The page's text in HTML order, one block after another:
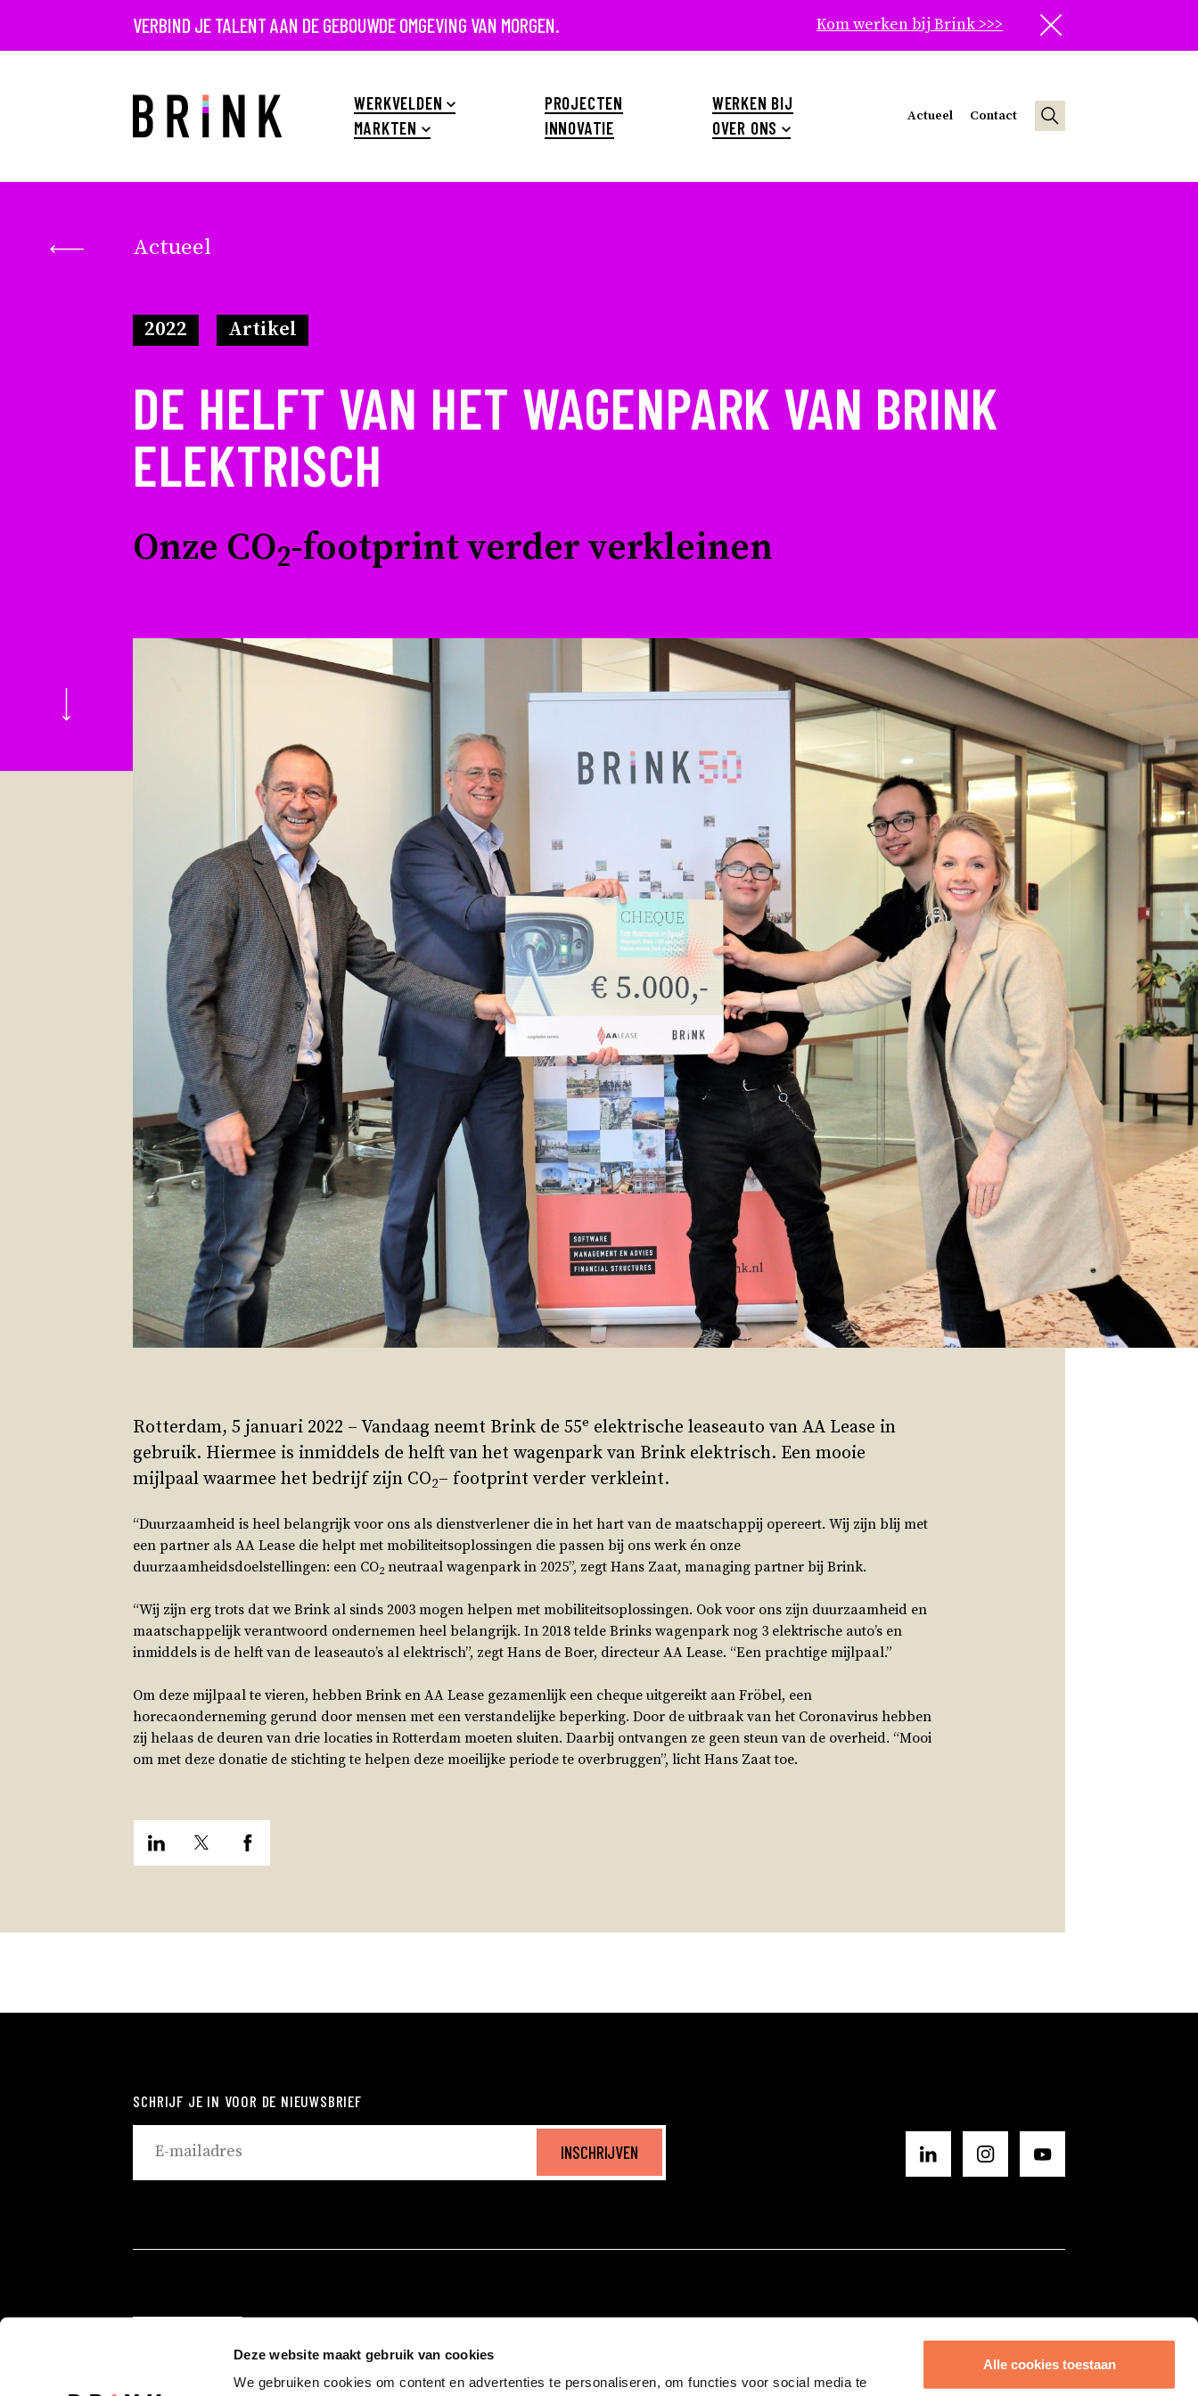
Deze website maakt gebruik van cookies
We gebruiken cookies om content en advertenties te personaliseren, om functies voor social media te
Alle cookies toestaan
VERBIND JE TALENT AAN DE GEBOUWDE OMGEVING VAN MORGEN. Kom werken bij Brink >>> Sluit
WERKVELDEN
MARKTEN
PROJECTEN
INNOVATIE
WERKEN BIJ
OVER ONS
Actueel Contact
Actueel
2022 Artikel
DE HELFT VAN HET WAGENPARK VAN BRINK
ELEKTRISCH
Onze CO2-footprint verder verkleinen
Rotterdam, 5 januari 2022 – Vandaag neemt Brink de 55e elektrische leaseauto van AA Lease in
gebruik. Hiermee is inmiddels de helft van het wagenpark van Brink elektrisch. Een mooie
mijlpaal waarmee het bedrijf zijn CO2– footprint verder verkleint.
“Duurzaamheid is heel belangrijk voor ons als dienstverlener die in het hart van de maatschappij opereert. Wij zijn blij met
een partner als AA Lease die helpt met mobiliteitsoplossingen die passen bij ons werk én onze
duurzaamheidsdoelstellingen: een CO2 neutraal wagenpark in 2025”, zegt Hans Zaat, managing partner bij Brink.
“Wij zijn erg trots dat we Brink al sinds 2003 mogen helpen met mobiliteitsoplossingen. Ook voor ons zijn duurzaamheid en
maatschappelijk verantwoord ondernemen heel belangrijk. In 2018 telde Brinks wagenpark nog 3 elektrische auto’s en
inmiddels is de helft van de leaseauto’s al elektrisch”, zegt Hans de Boer, directeur AA Lease. “Een prachtige mijlpaal.”
Om deze mijlpaal te vieren, hebben Brink en AA Lease gezamenlijk een cheque uitgereikt aan Fröbel, een
horecaonderneming gerund door mensen met een verstandelijke beperking. Door de uitbraak van het Coronavirus hebben
zij helaas de deuren van drie locaties in Rotterdam moeten sluiten. Daarbij ontvangen ze geen steun van de overheid. “Mooi
om met deze donatie de stichting te helpen deze moeilijke periode te overbruggen”, licht Hans Zaat toe.
SCHRIJF JE IN VOOR DE NIEUWSBRIEF
INSCHRIJVEN